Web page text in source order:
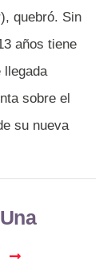
quebró. Sin
años tiene
llegada
sobre el
su nueva